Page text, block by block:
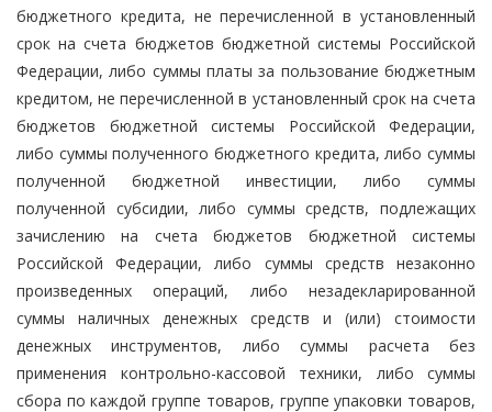
бюджетного кредита, не перечисленной в установленный
срок на счета бюджетов бюджетной системы Российской
Федерации, либо суммы платы за пользование бюджетным
кредитом, не перечисленной в установленный срок на счета
бюджетов бюджетной системы Российской Федерации,
либо суммы полученного бюджетного кредита, либо суммы
полученной бюджетной инвестиции, либо суммы
полученной субсидии, либо суммы средств, подлежащих
зачислению на счета бюджетов бюджетной системы
Российской Федерации, либо суммы средств незаконно
произведенных операций, либо незадекларированной
суммы наличных денежных средств и (или) стоимости
денежных инструментов, либо суммы расчета без
применения контрольно-кассовой техники, либо суммы
сбора по каждой группе товаров, группе упаковки товаров,